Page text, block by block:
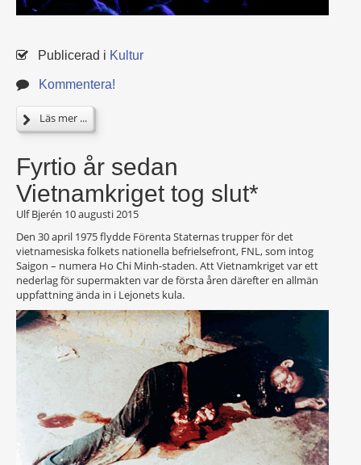
Publicerad i Kultur
Kommentera!
Läs mer ...
Fyrtio år sedan
Vietnamkriget tog slut*
Ulf Bjerén 10 augusti 2015
Den 30 april 1975 flydde Förenta Staternas trupper för det
vietnamesiska folkets nationella befrielsefront, FNL, som intog
Saigon – numera Ho Chi Minh-staden. Att Vietnamkriget var ett
nederlag för supermakten var de första åren därefter en allmän
uppfattning ända in i Lejonets kula.